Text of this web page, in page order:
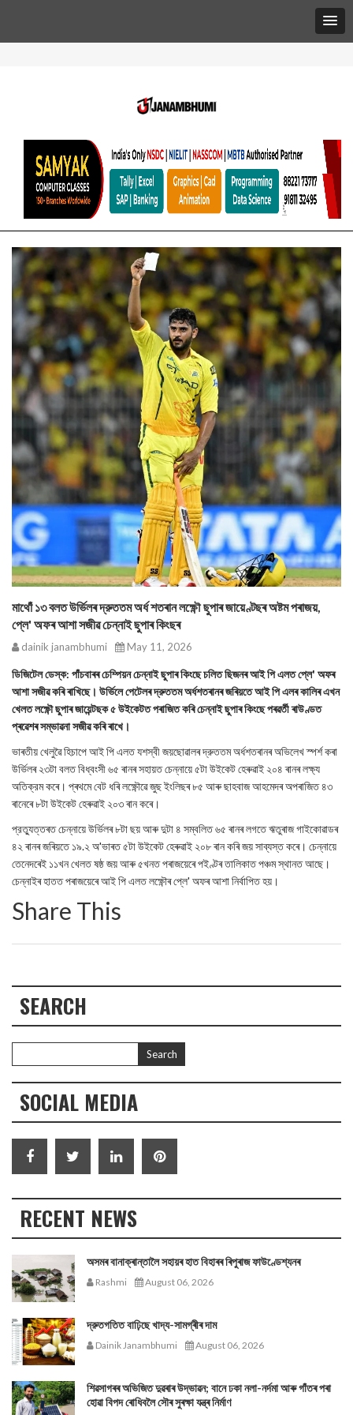
মাথোঁ ১৩ বলত উর্ভিলৰ দ্রুততম অর্ধ শতৰান লক্ষ্ণৌ ছুপাৰ জায়েণ্টছৰ অষ্টম পৰাজয়,
প্লে' অফৰ আশা সজীৱ চেন্নাই ছুপাৰ কিংছৰ
dainik janambhumi May 11, 2026
ডিজিটেল ডেস্ক: পাঁচবাৰৰ চেম্পিয়ন চেন্নাই ছুপাৰ কিংছে চলিত ছিজনৰ আই পি এলত প্লে' অফৰ
আশা সজীৱ কৰি ৰাখিছে। উর্ভিলে পেটেলৰ দ্রুততম অর্ধশতৰানৰ জৰিয়তে আই পি এলৰ কালিৰ এখন
খেলত লক্ষ্ণৌ ছুপাৰ জায়েন্টছক ৫ উইকেটত পৰাজিত কৰি চেন্নাই ছুপাৰ কিংছে পৰৱৰ্তী ৰাউণ্ডত
প্ৰৱেশৰ সম্ভাৱনা সজীৱ কৰি ৰাখে।
ভাৰতীয় খেলুৱৈ হিচাপে আই পি এলত যশস্বী জয়ছোৱালৰ দ্রুততম অর্ধশতৰানৰ অভিলেখ স্পৰ্শ কৰা
উর্ভিলৰ ২৩টা বলত বিধ্বংসী ৬৫ ৰানৰ সহায়ত চেন্নায়ে ৫টা উইকেট হেৰুৱাই ২০৪ ৰানৰ লক্ষ্য
অতিক্রম কৰে। প্ৰথমে বেট ধৰি লক্ষ্ণৌৱে জুছ ইংলিছৰ ৮৫ আৰু ছাহবাজ আহমেদৰ অপৰাজিত ৪৩
ৰানেৰে ৮টা উইকেট হেৰুৱাই ২০৩ ৰান কৰে।
প্রত্যুত্তৰত চেন্নায়ে উর্ভিলৰ ৮টা ছয় আৰু দুটা ৪ সম্বলিত ৬৫ ৰানৰ লগতে ঋতুৰাজ গাইকোৱাডৰ
৪২ ৰানৰ জৰিয়তে ১৯.২ অ'ভাৰত ৫টা উইকেট হেৰুৱাই ২০৮ ৰান কৰি জয় সাব্যস্ত কৰে। চেন্নায়ে
তেনেদৰেই ১১খন খেলত ষষ্ঠ জয় আৰু ৫খনত পৰাজয়েৰে পইণ্টৰ তালিকাত পঞ্চম স্থানত আছে।
চেন্নাইৰ হাতত পৰাজয়েৰে আই পি এলত লক্ষ্ণৌৰ প্লে' অফৰ আশা নির্বাপিত হয়।
Share This
SEARCH
SOCIAL MEDIA
RECENT NEWS
অসমৰ বানাক্ৰান্তালৈ সহায়ৰ হাত বিহাৰৰ ৰিপুৰাজ ফাউণ্ডেশ্যনৰ
Rashmi August 06, 2026
দ্রুতগতিত বাঢ়িছে খাদ্য-সামগ্ৰীৰ দাম
Dainik Janambhumi August 06, 2026
শিৱসাগৰৰ অভিজিত দুৱৰাৰ উদ্ভাৱন; বানে ঢকা নলা-নৰ্দমা আৰু গাঁতৰ পৰা
হোৱা বিপদ ৰোধিবলৈ সৌৰ সুৰক্ষা যন্ত্ৰ নিৰ্মাণ